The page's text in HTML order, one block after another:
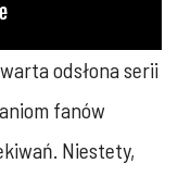
odsłona serii
fanów
Niestety,